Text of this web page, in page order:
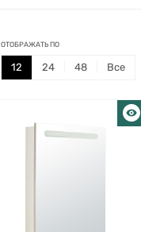
ОТОБРАЖАТЬ ПО
12 24 48 Все